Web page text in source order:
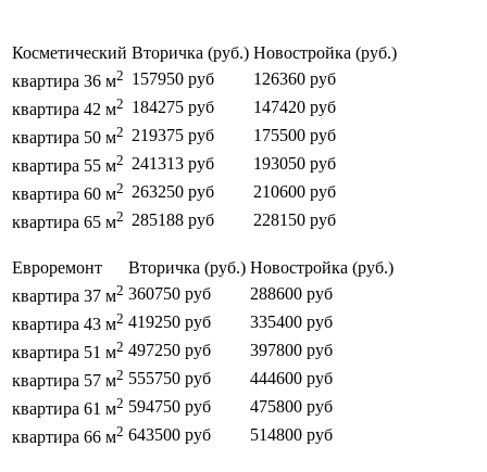
Косметический Вторичка (руб.) Новостройка (руб.)
квартира 36 м2 157950 руб
126360 руб
квартира 42 м2 184275 руб
147420 руб
квартира 50 м2 219375 руб
175500 руб
квартира 55 м2 241313 руб
193050 руб
квартира 60 м2 263250 руб
210600 руб
квартира 65 м2 285188 руб 228150 руб
Евроремонт Вторичка (руб.) Новостройка (руб.)
квартира 37 м2 360750 руб
288600 руб
квартира 43 м2 419250 руб
335400 руб
квартира 51 м2 497250 руб
397800 руб
квартира 57 м2 555750 руб
444600 руб
квартира 61 м2 594750 руб
475800 руб
квартира 66 м2 643500 руб 514800 руб